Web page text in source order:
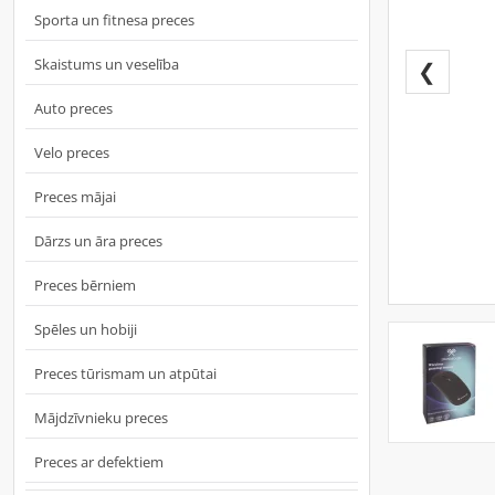
Sporta un fitnesa preces
Skaistums un veselība
Auto preces
Velo preces
Preces mājai
Dārzs un āra preces
Preces bērniem
Spēles un hobiji
Preces tūrismam un atpūtai
Mājdzīvnieku preces
Preces ar defektiem
❮